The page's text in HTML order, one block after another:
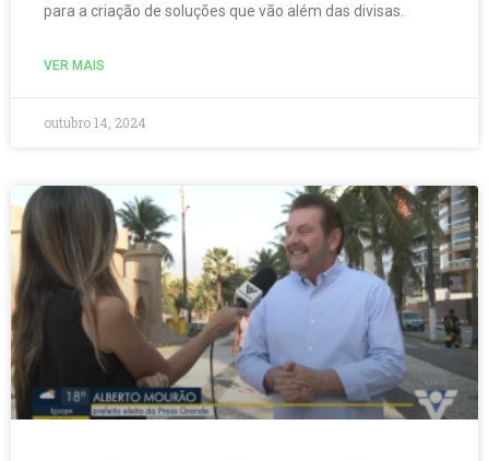
para a criação de soluções que vão além das divisas.
VER MAIS
outubro 14, 2024